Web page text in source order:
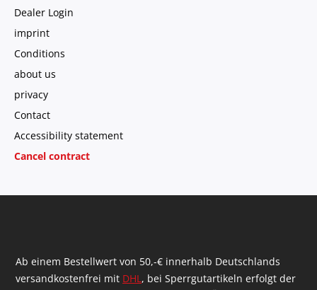
Dealer Login
imprint
Conditions
about us
privacy
Contact
Accessibility statement
Cancel contract
Ab einem Bestellwert von 50,-€ innerhalb Deutschlands
versandkostenfrei mit DHL, bei Sperrgutartikeln erfolgt der